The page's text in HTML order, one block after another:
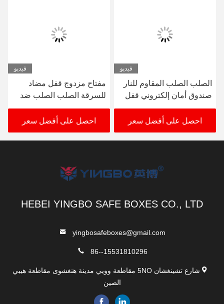
فيديو
الصلب الصلب المقاوم للنار
صندوق أمان إلكتروني قفل
رقمي تصنيف الحريق 30-
120mis YB / FG-48-128
احصل على أفضل سعر
فيديو
مفتاح مزدوج قفل مضاد
للسرقة الصلب الصلب ضد
الحريق صندوق آمن للأمن
FB/FG-32---158
احصل على أفضل سعر
HEBEI YINGBO SAFE BOXES CO., LTD
yingbosafeboxes@gmail.com
86--15531810296
شارع تشينغشان 5NO مقاطعة وويي مدينة هنغشوى مقاطعة هيبي
الصين